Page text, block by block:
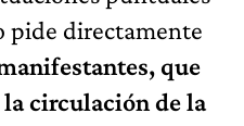
pide directamente
que
circulación de la